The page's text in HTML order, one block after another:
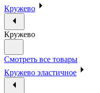
Кружево
Кружево
Смотреть все товары
Кружево эластичное